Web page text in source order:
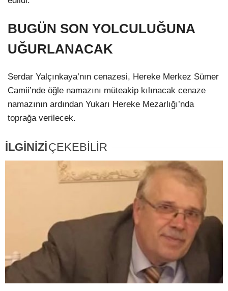
BUGÜN SON YOLCULUĞUNA
UĞURLANACAK
Serdar Yalçınkaya’nın cenazesi, Hereke Merkez Sümer
Camii’nde öğle namazını müteakip kılınacak cenaze
namazının ardından Yukarı Hereke Mezarlığı’nda
toprağa verilecek.
İLGİNİZİÇEKEBİLİR